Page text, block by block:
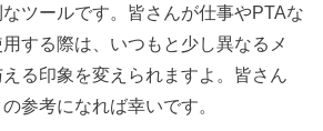
ツールです。皆さんが仕事やPTAな
する際は、いつもと少し異なるメ
る印象を変えられますよ。皆さん
参考になれば幸いです。